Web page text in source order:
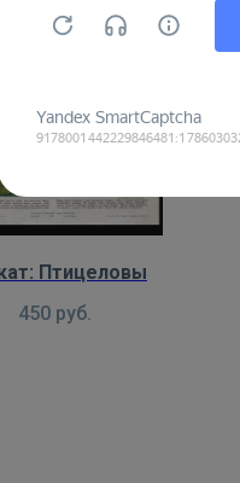
Птицеловы
450 руб.